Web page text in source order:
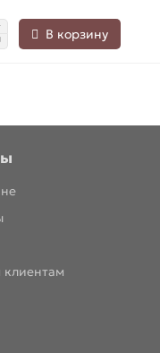
В корзину